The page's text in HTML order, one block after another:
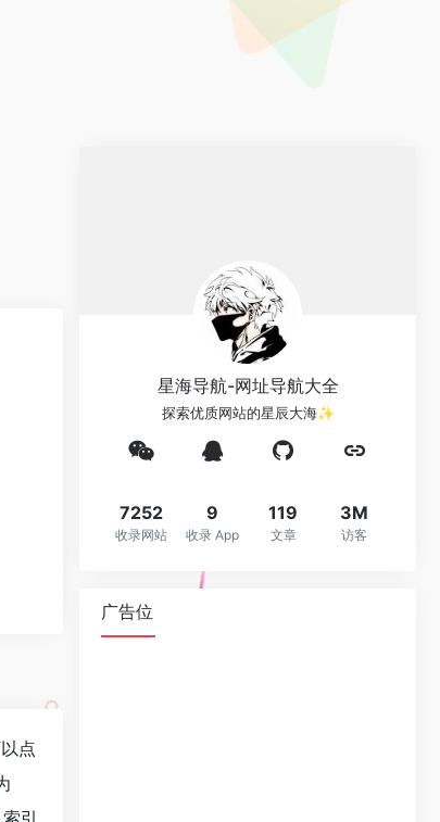
点
引
星海导航-网址导航大全
探索优质网站的星辰大海✨
7252
收录网站
9
收录 App
119
文章
3M
访客
广告位